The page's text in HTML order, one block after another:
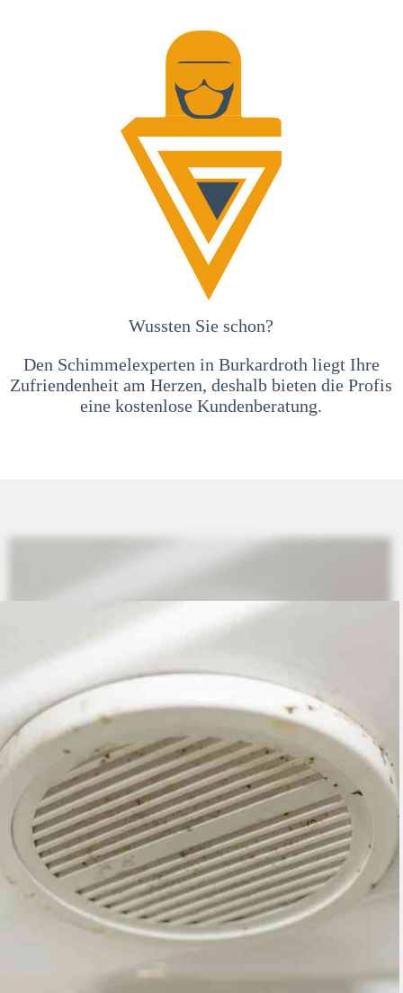
Wussten Sie schon?
Den Schimmelexperten in Burkardroth liegt Ihre
Zufriendenheit am Herzen, deshalb bieten die Profis
eine kostenlose Kundenberatung.